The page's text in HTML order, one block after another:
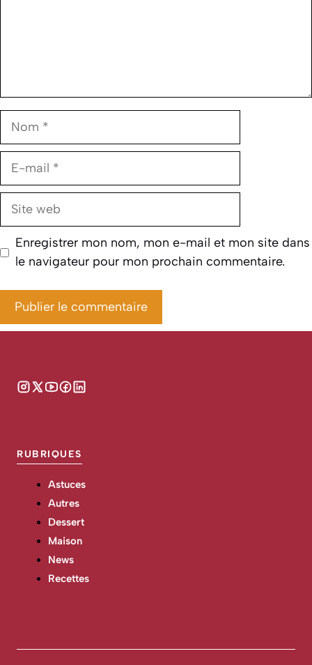
Nom
E-
Site
Enregistrer mon nom, mon e-mail et mon site dans
le navigateur pour mon prochain commentaire.
RUBRIQUES
Astuces
Autres
Dessert
Maison
News
Recettes